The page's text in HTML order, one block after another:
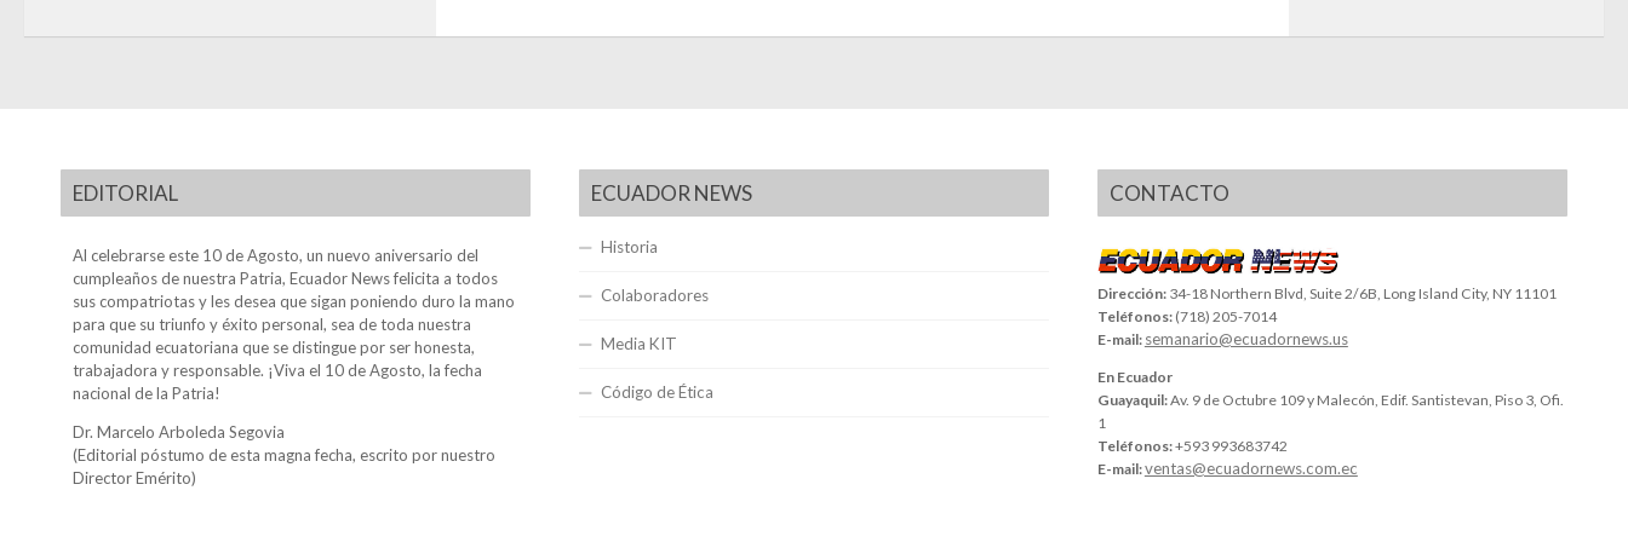
EDITORIAL
Al celebrarse este 10 de Agosto, un nuevo aniversario del
cumpleaños de nuestra Patria, Ecuador News felicita a todos
sus compatriotas y les desea que sigan poniendo duro la mano
para que su triunfo y éxito personal, sea de toda nuestra
comunidad ecuatoriana que se distingue por ser honesta,
trabajadora y responsable. ¡Viva el 10 de Agosto, la fecha
nacional de la Patria!
Dr. Marcelo Arboleda Segovia
(Editorial póstumo de esta magna fecha, escrito por nuestro
Director Emérito)
ECUADOR NEWS
Historia
Colaboradores
Media KIT
Código de Ética
CONTACTO
Dirección: 34-18 Northern Blvd, Suite 2/6B, Long Island City, NY 11101
Teléfonos: (718) 205-7014
E-mail: semanario@ecuadornews.us
En Ecuador
Guayaquil:Av. 9 de Octubre 109 y Malecón, Edif. Santistevan, Piso 3, Ofi.
1
Teléfonos:+593 993683742
E-mail:ventas@ecuadornews.com.ec